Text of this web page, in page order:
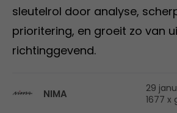
sleutelrol door analyse,
prioritering, en groeit zo van
richtinggevend.
NIMA
29
1677 x